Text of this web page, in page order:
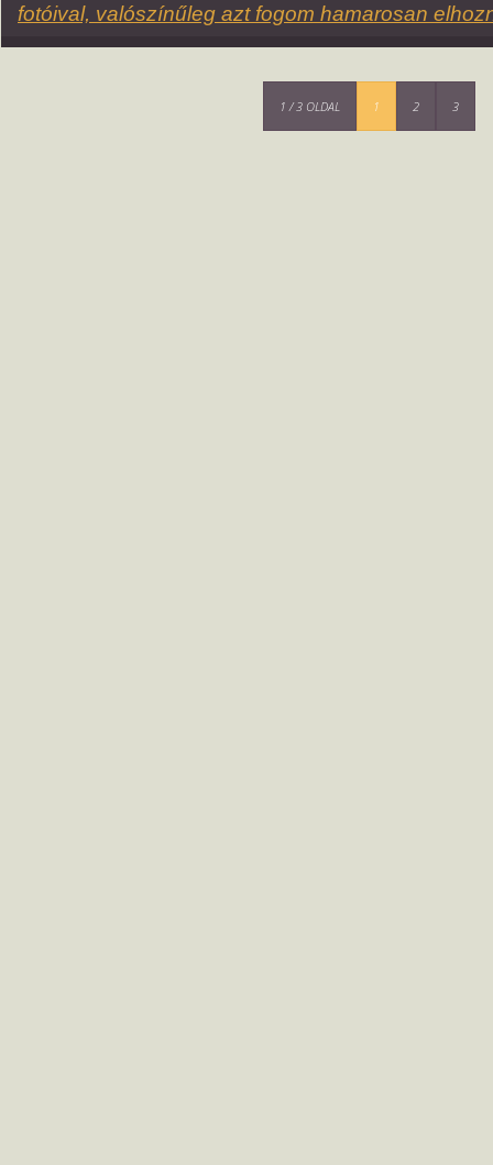
fotóival, valószínűleg azt fogom hamarosan
1 / 3 OLDAL 1 2 3